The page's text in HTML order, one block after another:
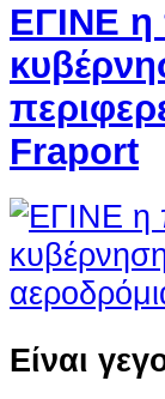
ΕΓΙΝΕ η
Fraport
Είναι